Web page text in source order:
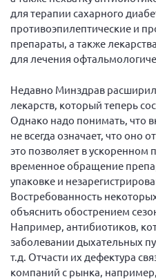
для терапии сахарного
противоэпилептические и
препараты, а также
для лечения
Недавно Минздрав
лекарств, который теперь
Однако надо понимать, что
не всегда означает, что оно
это позволяет в ускоренном
временное обращение
упаковке и
Востребованность
объяснить обострением
Например, антибиотиков,
заболевании дыхательных
т.д. Отчасти их дефектура
компаний с рынка,